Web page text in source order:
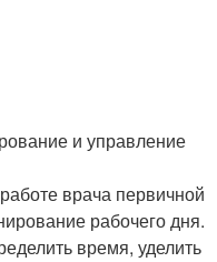
и управление
врача первичной
рабочего дня.
время, уделить